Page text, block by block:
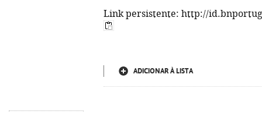
Link persistente: http://
ADICIONAR À LISTA